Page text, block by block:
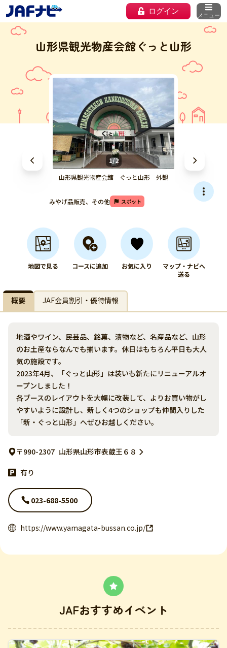
ログイン メニュー
山形県観光物産会館ぐっと山形
1/2
山形県観光物産会館 ぐっと山形 外観
みやげ品販売、その他 スポット
地図で見る コースに追加 お気に入り
マップ・ナビへ
送る
概要 JAF会員割引・優待情報
地酒やワイン、民芸品、銘菓、漬物など、名産品など、山形
のお土産ならなんでも揃います。休日はもちろん平日も大人
気の施設です。
2023年4月、「ぐっと山形」は装いも新たにリニューアルオ
ープンしました！
各ブースのレイアウトを大幅に改装して、よりお買い物がし
やすいように設計し、新しく4つのショップも仲間入りした
「新・ぐっと山形」へぜひお越しください。
〒990-2307 山形県山形市表蔵王６８
有り
023-688-5500
https://www.yamagata-bussan.co.jp/
JAFおすすめイベント